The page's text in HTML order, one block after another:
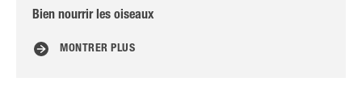
Bien nourrir les oiseaux
MONTRER PLUS